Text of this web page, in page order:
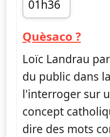
01h36
fin 01h40
Quèsaco ?—
Loïc Landrau
du public dans
l'interroger sur
concept
dire des mots